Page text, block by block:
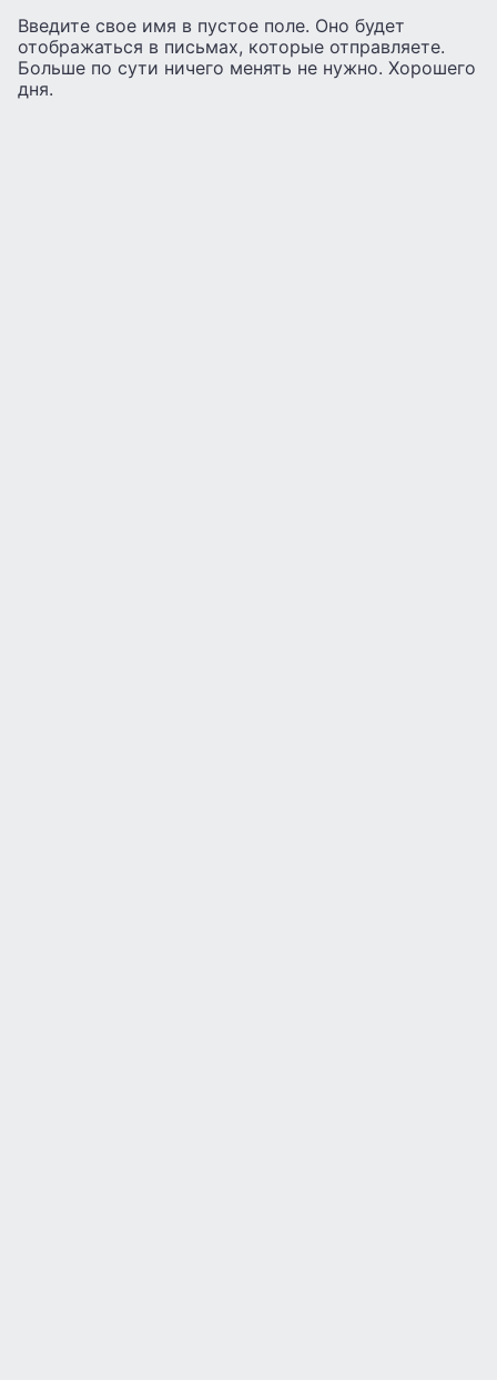
Введите свое имя в пустое поле. Оно будет
отображаться в письмах, которые отправляете.
Больше по сути ничего менять не нужно. Хорошего
дня.